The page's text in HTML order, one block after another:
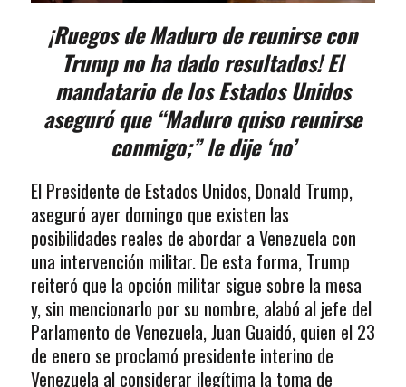
¡Ruegos de Maduro de reunirse con
Trump no ha dado resultados! El
mandatario de los Estados Unidos
aseguró que “Maduro quiso reunirse
conmigo;” le dije ‘no’
El Presidente de Estados Unidos, Donald Trump,
aseguró ayer domingo que existen las
posibilidades reales de abordar a Venezuela con
una intervención militar. De esta forma, Trump
reiteró que la opción militar sigue sobre la mesa
y, sin mencionarlo por su nombre, alabó al jefe del
Parlamento de Venezuela, Juan Guaidó, quien el 23
de enero se proclamó presidente interino de
Venezuela al considerar ilegítima la toma de